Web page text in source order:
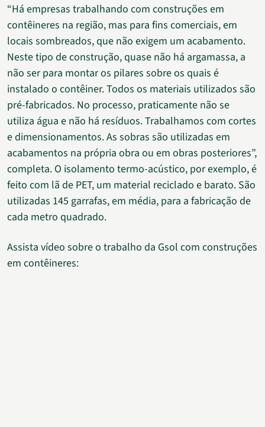
“Há empresas trabalhando com construções em
contêineres na região, mas para fins comerciais, em
locais sombreados, que não exigem um acabamento.
Neste tipo de construção, quase não há argamassa, a
não ser para montar os pilares sobre os quais é
instalado o contêiner. Todos os materiais utilizados são
pré-fabricados. No processo, praticamente não se
utiliza água e não há resíduos. Trabalhamos com cortes
e dimensionamentos. As sobras são utilizadas em
acabamentos na própria obra ou em obras posteriores”,
completa. O isolamento termo-acústico, por exemplo, é
feito com lã de PET, um material reciclado e barato. São
utilizadas 145 garrafas, em média, para a fabricação de
cada metro quadrado.
Assista vídeo sobre o trabalho da Gsol com construções
em contêineres: